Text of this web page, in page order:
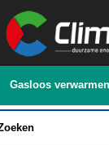
Gasloos verwarmen